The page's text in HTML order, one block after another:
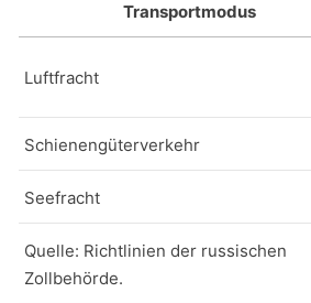
Transportmodus
Luftfracht
Schienengüterverkehr
Seefracht
Quelle: Richtlinien der russischen
Zollbehörde.